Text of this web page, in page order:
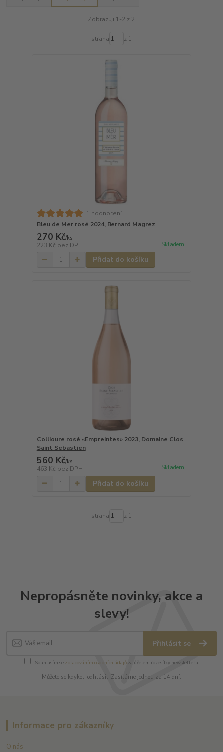
Zobrazuji 1-2 z 2
strana z 1
1 hodnocení
Bleu de Mer rosé 2024, Bernard Magrez
270 Kč/ks
223 Kč bez DPH Skladem
Přidat do košíku
Collioure rosé «Empreintes» 2023, Domaine Clos
Saint Sebastien
560 Kč/ks
463 Kč bez DPH Skladem
Přidat do košíku
strana z 1
Nepropásněte novinky, akce a
slevy!
Přihlásit se
Souhlasím se zpracováním osobních údajůza účelem rozesílky newsletteru.
Můžete se kdykoli odhlásit. Zasíláme jednou za 14 dní.
Informace pro zákazníky
O nás